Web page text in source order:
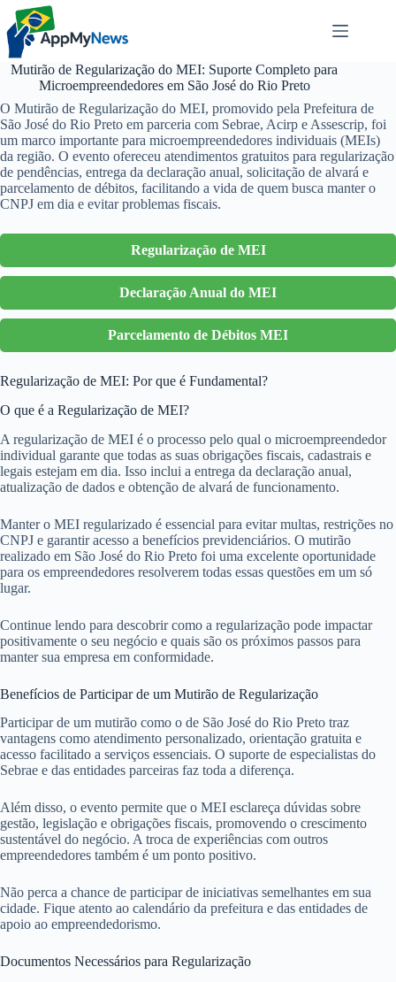
Pular
para
conteúdo
Mutirão de Regularização do MEI: Suporte Completo para
Microempreendedores em São José do Rio Preto
O Mutirão de Regularização do MEI, promovido pela Prefeitura de
São José do Rio Preto em parceria com Sebrae, Acirp e Assescrip, foi
um marco importante para microempreendedores individuais (MEIs)
da região. O evento ofereceu atendimentos gratuitos para regularização
de pendências, entrega da declaração anual, solicitação de alvará e
parcelamento de débitos, facilitando a vida de quem busca manter o
CNPJ em dia e evitar problemas fiscais.
Regularização de MEI
Declaração Anual do MEI
Parcelamento de Débitos MEI
Regularização de MEI: Por que é Fundamental?
O que é a Regularização de MEI?
A regularização de MEI é o processo pelo qual o microempreendedor
individual garante que todas as suas obrigações fiscais, cadastrais e
legais estejam em dia. Isso inclui a entrega da declaração anual,
atualização de dados e obtenção de alvará de funcionamento.
Manter o MEI regularizado é essencial para evitar multas, restrições no
CNPJ e garantir acesso a benefícios previdenciários. O mutirão
realizado em São José do Rio Preto foi uma excelente oportunidade
para os empreendedores resolverem todas essas questões em um só
lugar.
Continue lendo para descobrir como a regularização pode impactar
positivamente o seu negócio e quais são os próximos passos para
manter sua empresa em conformidade.
Benefícios de Participar de um Mutirão de Regularização
Participar de um mutirão como o de São José do Rio Preto traz
vantagens como atendimento personalizado, orientação gratuita e
acesso facilitado a serviços essenciais. O suporte de especialistas do
Sebrae e das entidades parceiras faz toda a diferença.
Além disso, o evento permite que o MEI esclareça dúvidas sobre
gestão, legislação e obrigações fiscais, promovendo o crescimento
sustentável do negócio. A troca de experiências com outros
empreendedores também é um ponto positivo.
Não perca a chance de participar de iniciativas semelhantes em sua
cidade. Fique atento ao calendário da prefeitura e das entidades de
apoio ao empreendedorismo.
Documentos Necessários para Regularização